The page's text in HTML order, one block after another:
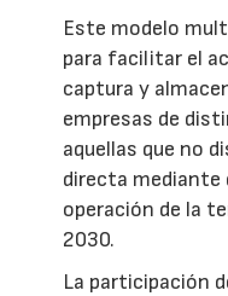
Este modelo
para facilitar el
captura y
empresas de
aquellas que no
directa mediante
operación de la
2030.
La participación